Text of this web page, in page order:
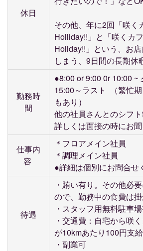
休日
その他、年に2回「咲く
Holliday!!」と「咲くカ
Holiday!!」という、お
しまう、9日間の長期休
勤務時
間
●8:00 or 9:00 0r 10:00 ~
15:00～ラスト （繁忙
もあり）
他の社員さんとのシフ
詳しくは面接の時にお聞
仕事内
容
＊フロアメイン社員
＊調理メイン社員
●詳細は個別にお問合せ
待遇
・賄い有り。その他必
ので、勤務中の食費は掛
・スタッフ用無料駐車場
・交通費：自宅から咲
が10kmあたり100円支
・副業可